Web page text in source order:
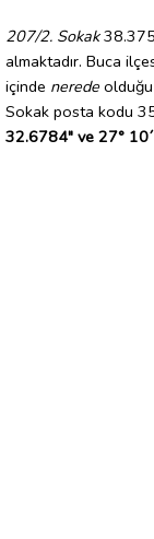
207/2. Sokak
almaktadır. Buca
içinde nerede
Sokak posta kodu
32.6784" ve 27°